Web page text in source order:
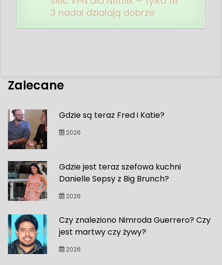
3 nadal działają dobrze
Zalecane
Gdzie są teraz Fred i Katie?
2026
Gdzie jest teraz szefowa kuchni
Danielle Sepsy z Big Brunch?
2026
Czy znaleziono Nimroda Guerrero? Czy
jest martwy czy żywy?
2026